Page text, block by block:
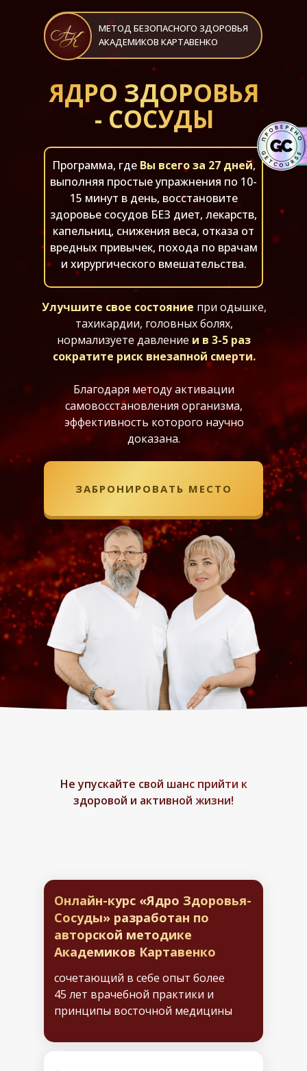
МЕТОД БЕЗОПАСНОГО ЗДОРОВЬЯ
АКАДЕМИКОВ КАРТАВЕНКО
ЯДРО ЗДОРОВЬЯ
- СОСУДЫ
Программа, где Вы всего за 27 дней,
выполняя простые упражнения по 10-
15 минут в день, восстановите
здоровье сосудов БЕЗ диет, лекарств,
капельниц, снижения веса, отказа от
вредных привычек, похода по врачам
и хирургического вмешательства.
ЗАБРОНИРОВАТЬ МЕСТО
Улучшите свое состояние при одышке,
тахикардии, головных болях,
нормализуете давление и в 3-5 раз
сократите риск внезапной смерти.
Благодаря методу активации
самовосстановления организма,
эффективность которого научно
доказана.
Не упускайте свой шанс прийти к
здоровой и активной жизни!
Онлайн-курс «Ядро Здоровья-
Сосуды» разработан по
авторской методике
Академиков Картавенко
сочетающий в себе опыт более
45 лет врачебной практики и
принципы восточной медицины